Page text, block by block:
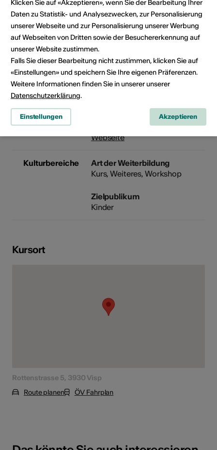
KinderUni-Semester besucht
werden. Voraussetzung:
Bibliopass Mediathek Wallis.
Kosten
Die Teilnahme ist kostenlos.
Veranstalter
Mediathek Wallis - Brig
Telefon +41 (0)27 607 15 00
Webseite
Kulturbereiche
Art der Weiterbildung
Kurs, Weiteres, Workshop
Zielpublikum
Kinder
Kursort
Rottenstrasse 5, 3930 Visp
Route planen
ÖV Fahrplan
Klicken Sie auf «Akzeptieren», wenn Sie der Bearbeitung Ihrer
Daten zu Statistik- und Analysezwecken, zur Personalisierung
unserer Webseite und zur Personalisierung unserer Werbung
auf Webseiten von Dritten sowie der Besuchererkennung auf
unserer Website zustimmen.
Falls Sie dieser Bearbeitung nicht zustimmen, klicken Sie auf
«Einstellungen» und speichern Sie Ihre eigenen Präferenzen.
Weitere Informationen finden Sie in unserer unserer
Datenschutzerklärung.
Einstellungen Akzeptieren